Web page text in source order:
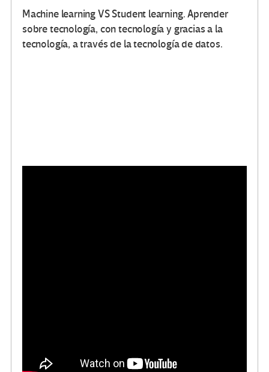
Machine learning VS Student learning. Aprender
sobre tecnología, con tecnología y gracias a la
tecnología, a través de la tecnología de datos.